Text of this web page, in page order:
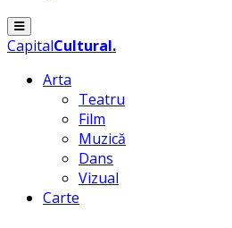
Menu
CapitalCultural.
Arta
Teatru
Film
Muzică
Dans
Vizual
Carte